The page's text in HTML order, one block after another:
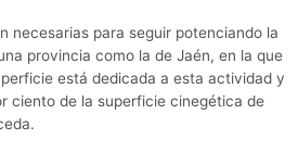
necesarias para seguir potenciando la
provincia como la de Jaén, en la que
está dedicada a esta actividad y
ciento de la superficie cinegética de